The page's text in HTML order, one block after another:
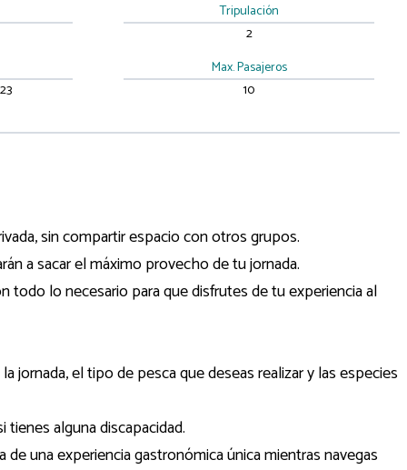
Tripulación
2
Max. Pasajeros
10
sin compartir espacio con otros grupos.
a sacar el máximo provecho de tu jornada.
todo lo necesario para que disfrutes de tu experiencia al
jornada, el tipo de pesca que deseas realizar y las especies
alguna discapacidad.
una experiencia gastronómica única mientras navegas